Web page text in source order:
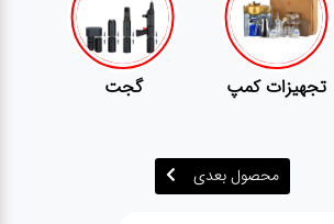
گجت قفل
محصول بعدی